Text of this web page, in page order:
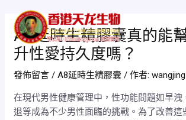
A8延時生精膠囊真的能
升性愛持久度嗎？
發佈留言 /A8延時生精膠囊 / 作者:
在現代男性健康管理中，性功能問題如早洩
退等成為不少男性面臨的挑戰。為了改善這
navigation